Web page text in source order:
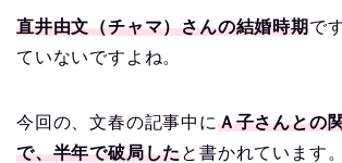
直井由文（チャマ）さんの結婚時期で
ていないですよね。
今回の、文春の記事中にＡ子さんとの
で、半年で破局したと書かれています。